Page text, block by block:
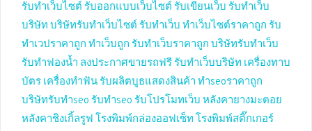
รับทำเว็บไซต์ รับออกแบบเว็บไซต์ รับเขียนเว็บ รับทำเว็บ
บริษัท บริษัทรับทำเว็บไซต์ รับทำเว็บ ทำเว็บไซต์ราคาถูก รับ
ทำเวปราคาถูก ทำเว็บถูก รับทำเว็บราคาถูก บริษัทรับทำเว็บ
รับทำฟองน้ำ ลงประกาศขายรถฟรี รับทำเว็บบริษัท เครื่องทาบ
บัตร เครื่องทำฟัน รับผลิตบูธแสดงสินค้า ทำseoราคาถูก
บริษัทรับทำseo รับทำseo รับโปรโมทเว็บ หลังคายางมะตอย
หลังคาชิงเกิ้ลรูฟ โรงพิมพ์กล่องออฟเซ็ท โรงพิมพ์สติ๊กเกอร์